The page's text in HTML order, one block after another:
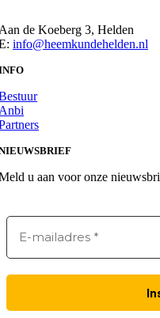
de Koeberg 3, Helden
info@heemkundehelden.nl
u aan voor onze